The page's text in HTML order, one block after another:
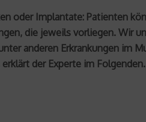
oder Implantate: Patienten
die jeweils vorliegen. Wir
anderen Erkrankungen im
der Experte im Folgenden.